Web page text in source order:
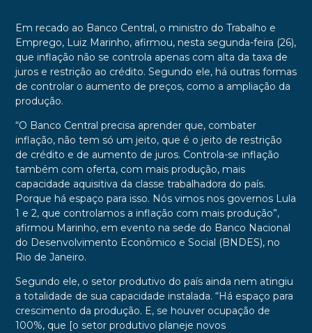
Em recado ao Banco Central, o ministro do Trabalho e
Emprego, Luiz Marinho, afirmou, nesta segunda-feira (26),
que inflação não se controla apenas com alta da taxa de
juros e restrição ao crédito. Segundo ele, há outras formas
de controlar o aumento de preços, como a ampliação da
produção.
“O Banco Central precisa aprender que, combater
inflação, não tem só um jeito, que é o jeito de restrição
de crédito e de aumento de juros. Controla-se inflação
também com oferta, com mais produção, mais
capacidade aquisitiva da classe trabalhadora do país.
Porque há espaço para isso. Nós vimos nos governos Lula
1 e 2, que controlamos a inflação com mais produção”,
afirmou Marinho, em evento na sede do Banco Nacional
do Desenvolvimento Econômico e Social (BNDES), no
Rio de Janeiro.
Segundo ele, o setor produtivo do país ainda nem atingiu
a totalidade de sua capacidade instalada. “Há espaço para
crescimento da produção. E, se houver ocupação de
100%, que [o setor produtivo planeje novos